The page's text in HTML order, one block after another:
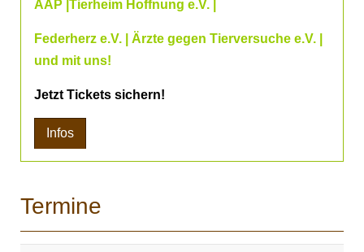
AAP |Tierheim Hoffnung e.V. |
Federherz e.V. | Ärzte gegen Tierversuche e.V. |
und mit uns!
Jetzt Tickets sichern!
Infos
Termine